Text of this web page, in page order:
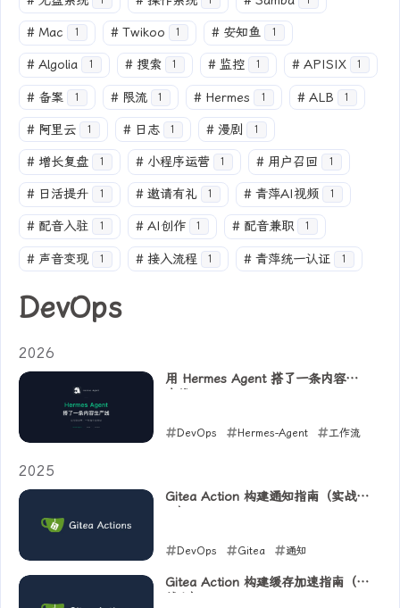
# Mac 1 # Twikoo 1 # 安知鱼 1
# Algolia 1 # 搜索 1 # 监控 1 # APISIX 1
# 备案 1 # 限流 1 # Hermes 1 # ALB 1
# 阿里云 1 # 日志 1 # 漫剧 1
# 增长复盘 1 # 小程序运营 1 # 用户召回 1
# 日活提升 1 # 邀请有礼 1 # 青萍AI视频 1
# 配音入驻 1 # AI创作 1 # 配音兼职 1
# 声音变现 1 # 接入流程 1 # 青萍统一认证 1
DevOps
2026
用 Hermes Agent 搭了一条内容生
DevOps Hermes-Agent 工作流
2025
Gitea Action 构建通知指南（实战
DevOps Gitea 通知
2025-07-28
Gitea Action 构建缓存加速指南（实